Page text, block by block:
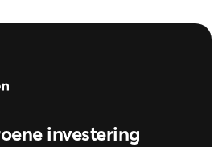
investering